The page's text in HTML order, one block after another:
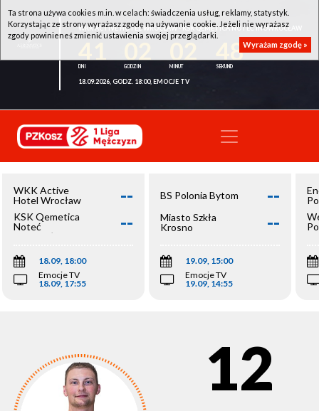
WKK ACTIVE HOTEL WROCŁAW - KSK QEMETICA NOTEĆ INOWROCŁAW
48
18.09.2026, GODZ. 18:00, EMOCJE TV
WKK Active
Hotel Wrocław
--
KSK Qemetica
Noteć
Inowrocław
--
18.09, 18:00
Emocje TV
18.09, 17:55
BS Polonia Bytom --
Miasto Szkła
Krosno
--
19.09, 15:00
Emocje TV
19.09, 14:55
12
Ta strona używa cookies m.in. w celach: świadczenia usług, reklamy, statystyk.
Korzystając ze strony wyrażasz zgodę na używanie cookie. Jeżeli nie wyrażasz
zgody powinieneś zmienić ustawienia swojej przeglądarki.
Wyrażam zgodę »